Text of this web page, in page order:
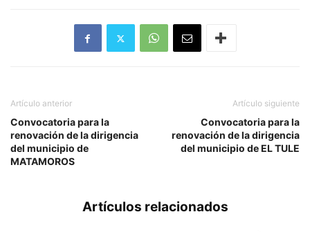
Artículo anterior
Convocatoria para la
renovación de la dirigencia
del municipio de
MATAMOROS
Artículo siguiente
Convocatoria para la
renovación de la dirigencia
del municipio de EL TULE
Artículos relacionados